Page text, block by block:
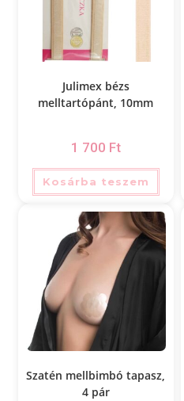
Julimex bézs
melltartópánt, 10mm
1 700 Ft
Kosárba teszem
Szatén mellbimbó tapasz,
4 pár